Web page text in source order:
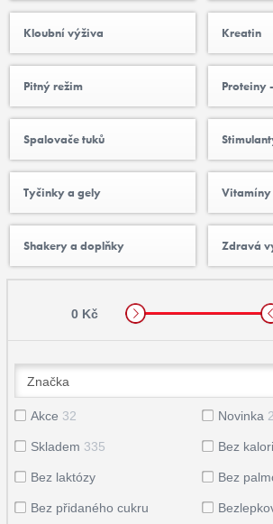
Kloubní výživa Kreatin
Pitný režim Proteiny
Spalovače tuků
Tyčinky a gely
Shakery a doplňky Zdravá
0 Kč
Akce 32 Novinka
Skladem 335 Bez
Bez laktózy Bez
Bez přidaného cukru